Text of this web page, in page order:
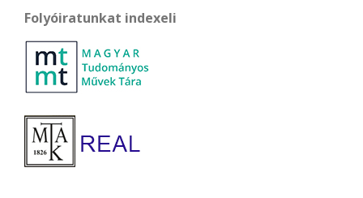
Folyóiratunkat indexeli